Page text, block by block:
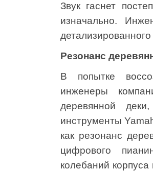
Звук гаснет
изначально.
Резонанс
В попытке
инженеры
деревянной
инструменты
как резонанс
цифрового
колебаний